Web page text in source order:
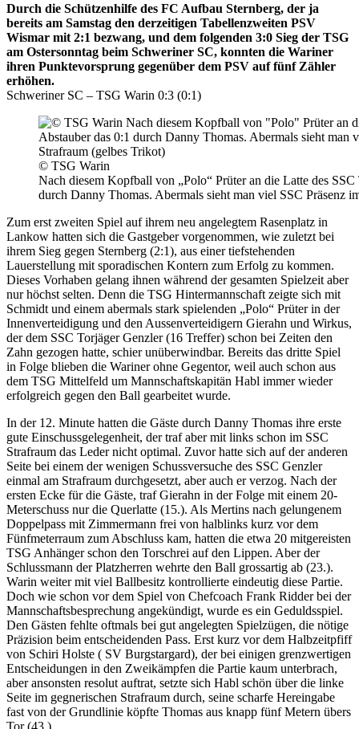
Durch die Schützenhilfe des FC Aufbau Sternberg, der ja
bereits am Samstag den derzeitigen Tabellenzweiten PSV
Wismar mit 2:1 bezwang, und dem folgenden 3:0 Sieg der TSG
am Ostersonntag beim Schweriner SC, konnten die Wariner
ihren Punktevorsprung gegenüber dem PSV auf fünf Zähler
erhöhen.
Schweriner SC – TSG Warin 0:3 (0:1)
© TSG Warin
Nach diesem Kopfball von „Polo“ Prüter an die Latte des
durch Danny Thomas. Abermals sieht man viel SSC Präsenz
Zum erst zweiten Spiel auf ihrem neu angelegtem Rasenplatz in
Lankow hatten sich die Gastgeber vorgenommen, wie zuletzt bei
ihrem Sieg gegen Sternberg (2:1), aus einer tiefstehenden
Lauerstellung mit sporadischen Kontern zum Erfolg zu kommen.
Dieses Vorhaben gelang ihnen während der gesamten Spielzeit aber
nur höchst selten. Denn die TSG Hintermannschaft zeigte sich mit
Schmidt und einem abermals stark spielenden „Polo“ Prüter in der
Innenverteidigung und den Aussenverteidigern Gierahn und Wirkus,
der dem SSC Torjäger Genzler (16 Treffer) schon bei Zeiten den
Zahn gezogen hatte, schier unüberwindbar. Bereits das dritte Spiel
in Folge blieben die Wariner ohne Gegentor, weil auch schon aus
dem TSG Mittelfeld um Mannschaftskapitän Habl immer wieder
erfolgreich gegen den Ball gearbeitet wurde.
In der 12. Minute hatten die Gäste durch Danny Thomas ihre erste
gute Einschussgelegenheit, der traf aber mit links schon im SSC
Strafraum das Leder nicht optimal. Zuvor hatte sich auf der anderen
Seite bei einem der wenigen Schussversuche des SSC Genzler
einmal am Strafraum durchgesetzt, aber auch er verzog. Nach der
ersten Ecke für die Gäste, traf Gierahn in der Folge mit einem 20-
Meterschuss nur die Querlatte (15.). Als Mertins nach gelungenem
Doppelpass mit Zimmermann frei von halblinks kurz vor dem
Fünfmeterraum zum Abschluss kam, hatten die etwa 20 mitgereisten
TSG Anhänger schon den Torschrei auf den Lippen. Aber der
Schlussmann der Platzherren wehrte den Ball grossartig ab (23.).
Warin weiter mit viel Ballbesitz kontrollierte eindeutig diese Partie.
Doch wie schon vor dem Spiel von Chefcoach Frank Ridder bei der
Mannschaftsbesprechung angekündigt, wurde es ein Geduldsspiel.
Den Gästen fehlte oftmals bei gut angelegten Spielzügen, die nötige
Präzision beim entscheidenden Pass. Erst kurz vor dem Halbzeitpfiff
von Schiri Holste ( SV Burgstargard), der bei einigen grenzwertigen
Entscheidungen in den Zweikämpfen die Partie kaum unterbrach,
aber ansonsten resolut auftrat, setzte sich Habl schön über die linke
Seite im gegnerischen Strafraum durch, seine scharfe Hereingabe
fast von der Grundlinie köpfte Thomas aus knapp fünf Metern übers
Tor (43.).